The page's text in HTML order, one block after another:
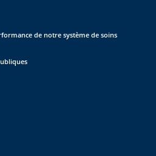
de notre système de soins